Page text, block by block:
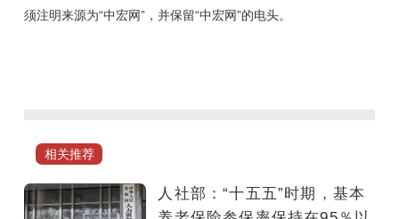
须注明来源为“中宏网”，并保留“中宏网”的电头。
城
新
增
相关推荐
人社部：“十五五”时期，基本